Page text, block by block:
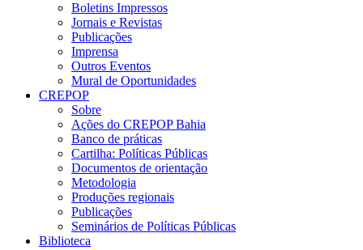
Boletins Impressos
Jornais e Revistas
Publicações
Imprensa
Outros Eventos
Mural de Oportunidades
CREPOP
Sobre
Ações do CREPOP Bahia
Banco de práticas
Cartilha: Políticas Públicas
Documentos de orientação
Metodologia
Produções regionais
Publicações
Seminários de Políticas Públicas
Biblioteca